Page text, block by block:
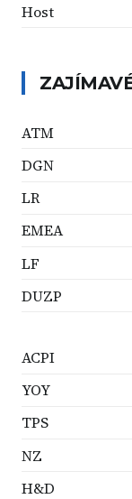
Host
ATM
DGN
LR
EMEA
LF
DUZP
ACPI
YOY
TPS
NZ
H&D